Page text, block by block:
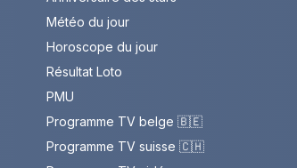
Météo du jour
Horoscope du jour
Résultat Loto
PMU
Programme TV belge 🇧🇪
Programme TV suisse 🇨🇭